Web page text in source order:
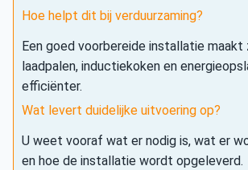
Hoe helpt dit bij verduurzaming?
Een goed voorbereide installatie maakt
laadpalen, inductiekoken en
efficiënter.
Wat levert duidelijke uitvoering op?
U weet vooraf wat er nodig is, wat er
en hoe de installatie wordt opgeleverd.